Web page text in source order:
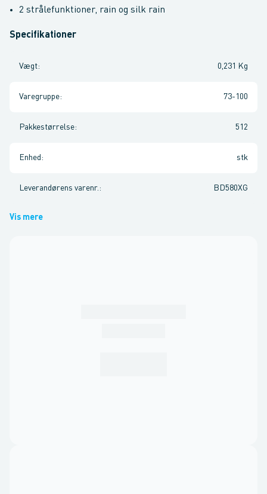
2 strålefunktioner, rain og silk rain
Specifikationer
Vægt: 0,231 Kg
Varegruppe: 73-100
Pakkestørrelse: 512
Enhed : stk
Leverandørens varenr. : BD580XG
Vis mere